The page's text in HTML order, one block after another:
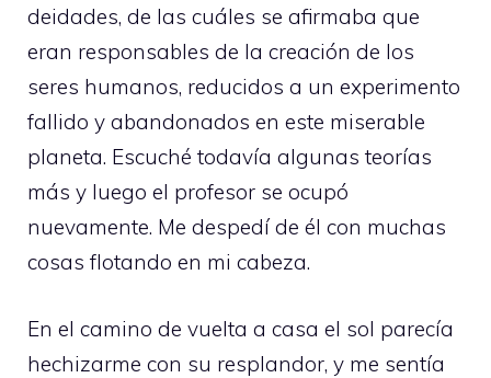
deidades, de las cuáles se afirmaba que
eran responsables de la creación de los
seres humanos, reducidos a un experimento
fallido y abandonados en este miserable
planeta. Escuché todavía algunas teorías
más y luego el profesor se ocupó
nuevamente. Me despedí de él con muchas
cosas flotando en mi cabeza.
En el camino de vuelta a casa el sol parecía
hechizarme con su resplandor, y me sentía